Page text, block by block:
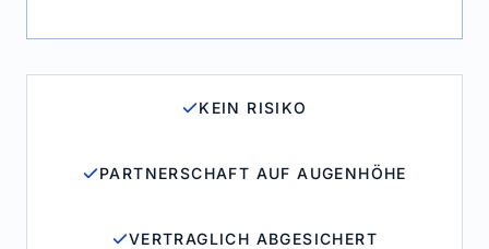
KEIN RISIKO
PARTNERSCHAFT AUF AUGENHÖHE
VERTRAGLICH ABGESICHERT